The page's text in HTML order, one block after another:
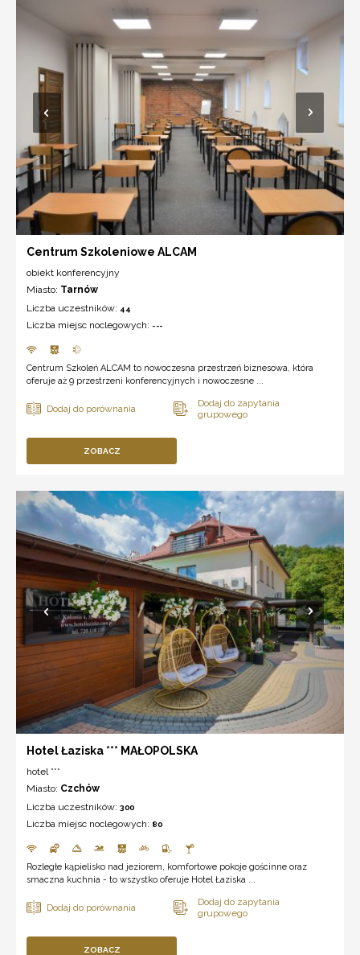
Centrum Szkoleniowe ALCAM
obiekt konferencyjny
Miasto: Tarnów
Liczba uczestników: 44
Liczba miejsc noclegowych: ---
Centrum Szkoleń ALCAM to nowoczesna przestrzeń biznesowa, która
oferuje aż 9 przestrzeni konferencyjnych i nowoczesne ...
ZOBACZ
Hotel Łaziska *** MAŁOPOLSKA
hotel ***
Miasto: Czchów
Liczba uczestników: 300
Liczba miejsc noclegowych: 80
Rozległe kąpielisko nad jeziorem, komfortowe pokoje gościnne oraz
smaczna kuchnia - to wszystko oferuje Hotel Łaziska ...
ZOBACZ